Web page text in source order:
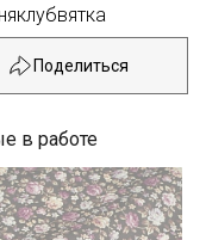
в работе